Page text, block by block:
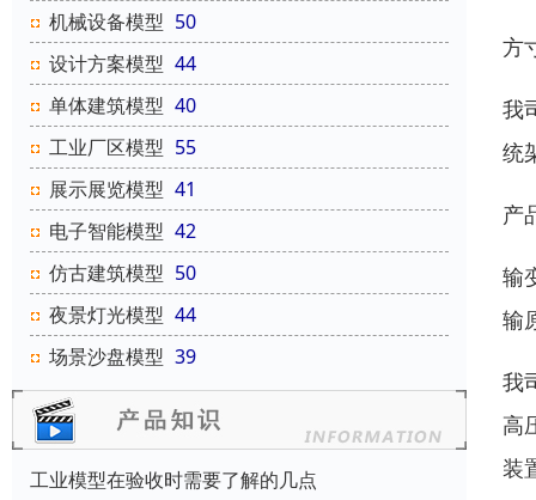
机械设备模型 50
设计方案模型 44
单体建筑模型 40
工业厂区模型 55
展示展览模型 41
电子智能模型 42
仿古建筑模型 50
夜景灯光模型 44
场景沙盘模型 39
工业模型在验收时需要了解的几点
方
我
统
产
输
输
我
高
装